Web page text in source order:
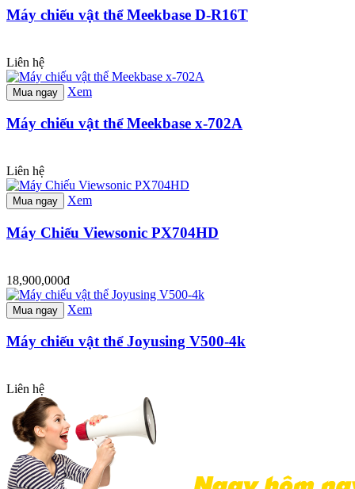
Máy chiếu vật thể Meekbase D-R16T
Liên hệ
Mua ngay Xem
Máy chiếu vật thể Meekbase x-702A
Liên hệ
Mua ngay Xem
Máy Chiếu Viewsonic PX704HD
18,900,000đ
Mua ngay Xem
Máy chiếu vật thể Joyusing V500-4k
Liên hệ